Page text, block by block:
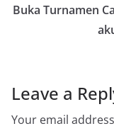
Buka Turnamen
Leave a
Your email